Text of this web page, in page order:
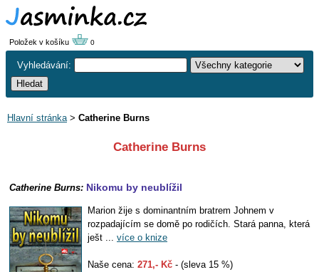
Položek v košíku 0
Vyhledávání:
Hlavní stránka> Catherine Burns
Catherine Burns
Catherine Burns: Nikomu by neublížil
Marion žije s dominantním bratrem Johnem v
rozpadajícím se domě po rodičích. Stará panna, která
ješt ... více o knize
Naše cena: 271,- Kč - (sleva 15 %)